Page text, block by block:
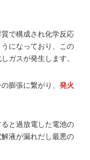
で構成され化学反応
になっており、この
ガスが発生します。
膨張に繋がり、 発火
と過放電した電池の
液が漏れだし最悪の